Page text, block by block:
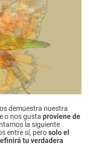
demuestra nuestra
o nos gusta proviene de
la siguiente
entre sí, perosolo el
tu verdadera